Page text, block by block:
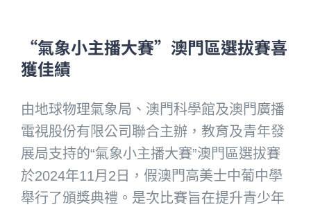
“氣象小主播大賽”澳門區選拔賽喜
獲佳績
由地球物理氣象局、澳門科學館及澳門廣播
電視股份有限公司聯合主辦，教育及青年發
展局支持的“氣象小主播大賽”澳門區選拔賽
於2024年11月2日，假澳門高美士中葡中學
舉行了頒獎典禮。是次比賽旨在提升青少年